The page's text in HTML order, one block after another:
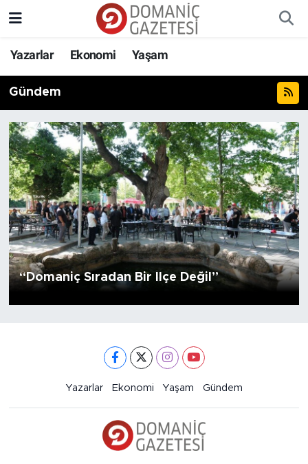
Yazarlar Ekonomi Yaşam
Gündem
“Domaniç Sıradan Bir İlçe Değil”
Yazarlar Ekonomi Yaşam Gündem